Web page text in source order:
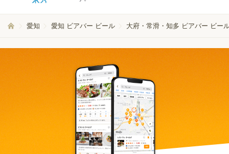
愛知 愛知 ビアバー ビール 大府・常滑・知多 ビアバー ビー